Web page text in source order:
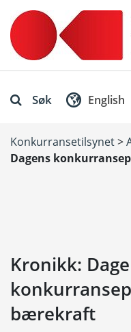
Søk English
Konkurransetilsynet>
Dagens
Kronikk:
bærekraft